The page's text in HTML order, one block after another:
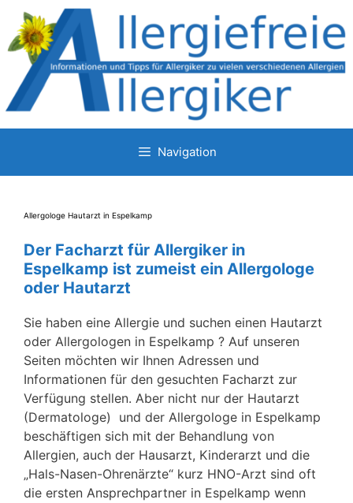
Zum
Inhalt
springen
Navigation
Allergologe Hautarzt in Espelkamp
Der Facharzt für Allergiker in
Espelkamp ist zumeist ein Allergologe
oder Hautarzt
Sie haben eine Allergie und suchen einen Hautarzt
oder Allergologen in Espelkamp ? Auf unseren
Seiten möchten wir Ihnen Adressen und
Informationen für den gesuchten Facharzt zur
Verfügung stellen. Aber nicht nur der Hautarzt
(Dermatologe) und der Allergologe in Espelkamp
beschäftigen sich mit der Behandlung von
Allergien, auch der Hausarzt, Kinderarzt und die
„Hals-Nasen-Ohrenärzte“ kurz HNO-Arzt sind oft
die ersten Ansprechpartner in Espelkamp wenn